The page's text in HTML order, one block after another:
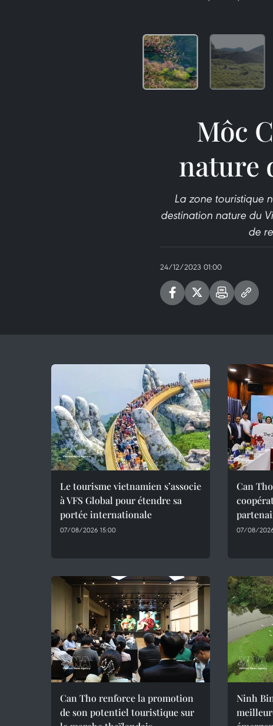
Môc
nature
La zone touristique
destination nature du
de
24/12/2023 01:00
Le tourisme vietnamien s’associe
à VFS Global pour étendre sa
portée internationale
07/08/2026 15:00
Can
07/08/2026
Can Tho renforce la promotion
de son potentiel touristique sur
Ninh